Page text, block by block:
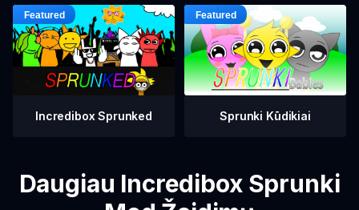
Incredibox Sprunked Sprunki Kūdikiai
Daugiau Incredibox Sprunki